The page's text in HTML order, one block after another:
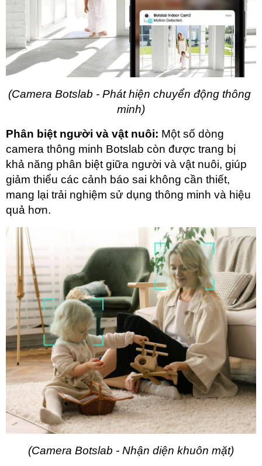
(Camera Botslab - Phát hiện chuyển động thông
minh)
Phân biệt người và vật nuôi: Một số dòng
camera thông minh Botslab còn được trang bị
khả năng phân biệt giữa người và vật nuôi, giúp
giảm thiểu các cảnh báo sai không cần thiết,
mang lại trải nghiệm sử dụng thông minh và hiệu
quả hơn.
(Camera Botslab - Nhận diện khuôn mặt)